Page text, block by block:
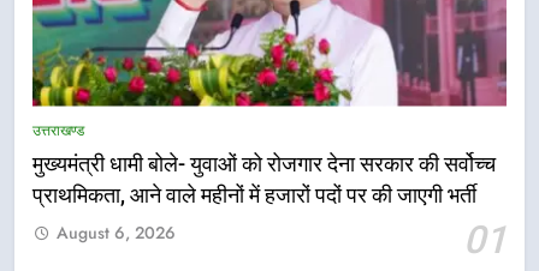
उत्तराखण्ड
मुख्यमंत्री धामी बोले- युवाओं को रोजगार देना सरकार की सर्वोच्च
प्राथमिकता, आने वाले महीनों में हजारों पदों पर की जाएगी भर्ती
01
August 6, 2026
5
एमडीडीए बोर्ड बैठक में 25 विकास प्रस्तावों
नियोजित विकास को मिलेगी रफ्तार
उत्तराखण्ड
मुख्यमंत्री पुष्कर सिंह धामी के दिशा-निर्देशों